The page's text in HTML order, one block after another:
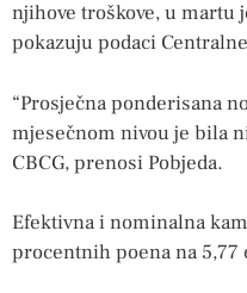
njihove troškove, u martu
pokazuju podaci
“Prosječna ponderisana
mjesečnom nivou je bila
CBCG, prenosi Pobjeda.
Efektivna i nominalna
procentnih poena na 5,77